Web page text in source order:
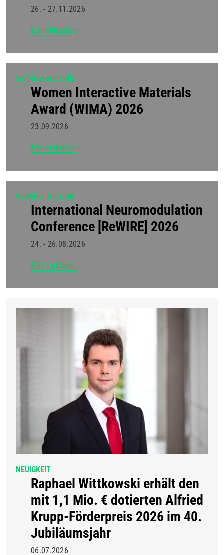
26. - 27.11.2026
Mehr erfahren
VERANSTALTUNG
Women Interactive Materials
Award (WIMA) 2026
23.09.2026
Mehr erfahren
VERANSTALTUNG
International Neuromodulation
Conference [ReWIRE] 2026
24. - 26.08.2026
Mehr erfahren
NEUIGKEIT
Raphael Wittkowski erhält den
mit 1,1 Mio. € dotierten Alfried
Krupp-Förderpreis 2026 im 40.
Jubiläumsjahr
06.07.2026